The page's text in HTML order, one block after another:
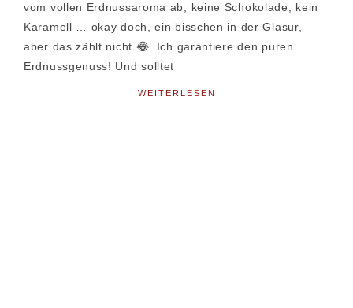
vom vollen Erdnussaroma ab, keine Schokolade, kein
Karamell … okay doch, ein bisschen in der Glasur,
aber das zählt nicht 😂. Ich garantiere den puren
Erdnussgenuss! Und solltet
WEITERLESEN